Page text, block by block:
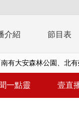
介紹 節目表
有大安森林公園、北
子撞車拒檢「油門一催
一點靈 壹直